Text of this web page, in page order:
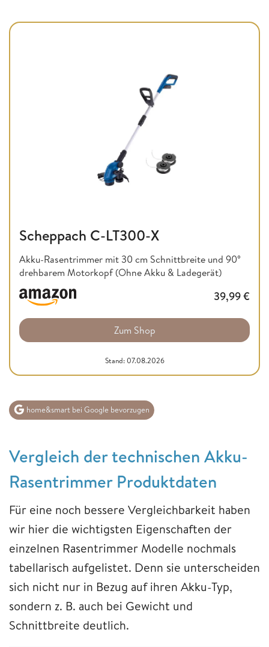
Scheppach C-LT300-X
Akku-Rasentrimmer mit 30 cm Schnittbreite und 90°
drehbarem Motorkopf (Ohne Akku & Ladegerät)
39,99€
Zum Shop
Stand: 07.08.2026
home&smart bei Google bevorzugen
Vergleich der technischen Akku-
Rasentrimmer Produktdaten
Für eine noch bessere Vergleichbarkeit haben
wir hier die wichtigsten Eigenschaften der
einzelnen Rasentrimmer Modelle nochmals
tabellarisch aufgelistet. Denn sie unterscheiden
sich nicht nur in Bezug auf ihren Akku-Typ,
sondern z. B. auch bei Gewicht und
Schnittbreite deutlich.